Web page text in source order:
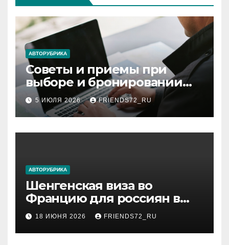
АВТОРУБРИКА
Советы и приемы при
выборе и бронировании
авиабилетов
5 ИЮЛЯ 2026 FRIENDS72_RU
АВТОРУБРИКА
Шенгенская виза во
Францию для россиян в
2026 году: сроки от 3 дней
и список необходимых
документов
18 ИЮНЯ 2026 FRIENDS72_RU